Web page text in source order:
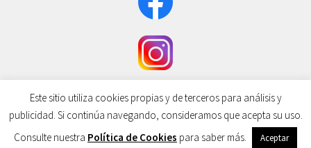
Search
Search
0
Este sitio utiliza cookies propias y de terceros para análisis y
publicidad. Si continúa navegando, consideramos que acepta su uso.
Consulte nuestra Política de Cookies para saber más. Aceptar